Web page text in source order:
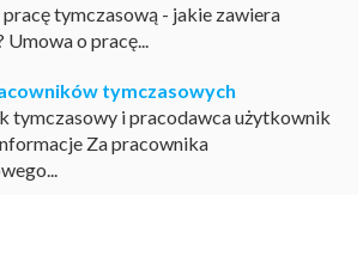
tymczasową - jakie zawiera
o pracę...
tymczasowych
tymczasowy i pracodawca użytkownik
Za pracownika